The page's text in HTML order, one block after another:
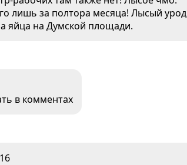
лишь за полтора месяца! Лысый урод
яйца на Думской площади.
в комментах